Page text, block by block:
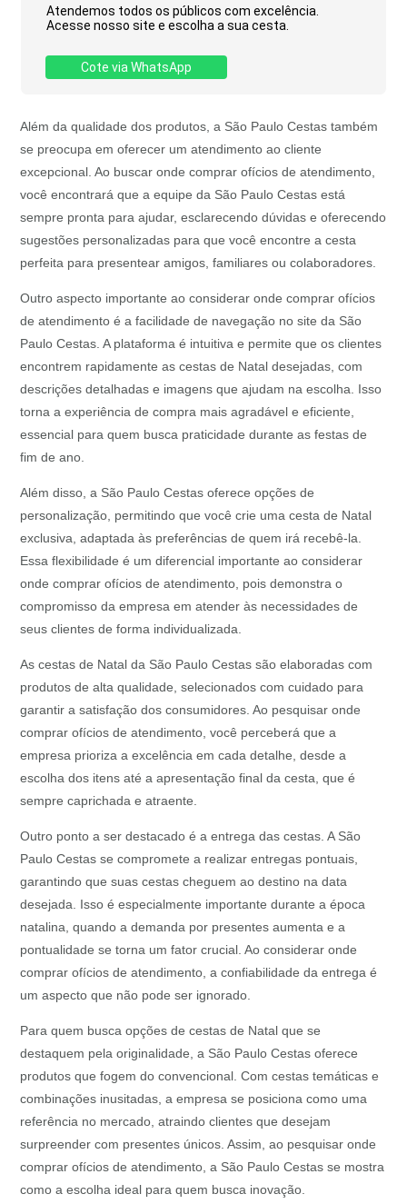
Atendemos todos os públicos com excelência.
Acesse nosso site e escolha a sua cesta.
Cote via WhatsApp
Além da qualidade dos produtos, a São Paulo Cestas também
se preocupa em oferecer um atendimento ao cliente
excepcional. Ao buscar onde comprar ofícios de atendimento,
você encontrará que a equipe da São Paulo Cestas está
sempre pronta para ajudar, esclarecendo dúvidas e oferecendo
sugestões personalizadas para que você encontre a cesta
perfeita para presentear amigos, familiares ou colaboradores.
Outro aspecto importante ao considerar onde comprar ofícios
de atendimento é a facilidade de navegação no site da São
Paulo Cestas. A plataforma é intuitiva e permite que os clientes
encontrem rapidamente as cestas de Natal desejadas, com
descrições detalhadas e imagens que ajudam na escolha. Isso
torna a experiência de compra mais agradável e eficiente,
essencial para quem busca praticidade durante as festas de
fim de ano.
Além disso, a São Paulo Cestas oferece opções de
personalização, permitindo que você crie uma cesta de Natal
exclusiva, adaptada às preferências de quem irá recebê-la.
Essa flexibilidade é um diferencial importante ao considerar
onde comprar ofícios de atendimento, pois demonstra o
compromisso da empresa em atender às necessidades de
seus clientes de forma individualizada.
As cestas de Natal da São Paulo Cestas são elaboradas com
produtos de alta qualidade, selecionados com cuidado para
garantir a satisfação dos consumidores. Ao pesquisar onde
comprar ofícios de atendimento, você perceberá que a
empresa prioriza a excelência em cada detalhe, desde a
escolha dos itens até a apresentação final da cesta, que é
sempre caprichada e atraente.
Outro ponto a ser destacado é a entrega das cestas. A São
Paulo Cestas se compromete a realizar entregas pontuais,
garantindo que suas cestas cheguem ao destino na data
desejada. Isso é especialmente importante durante a época
natalina, quando a demanda por presentes aumenta e a
pontualidade se torna um fator crucial. Ao considerar onde
comprar ofícios de atendimento, a confiabilidade da entrega é
um aspecto que não pode ser ignorado.
Para quem busca opções de cestas de Natal que se
destaquem pela originalidade, a São Paulo Cestas oferece
produtos que fogem do convencional. Com cestas temáticas e
combinações inusitadas, a empresa se posiciona como uma
referência no mercado, atraindo clientes que desejam
surpreender com presentes únicos. Assim, ao pesquisar onde
comprar ofícios de atendimento, a São Paulo Cestas se mostra
como a escolha ideal para quem busca inovação.